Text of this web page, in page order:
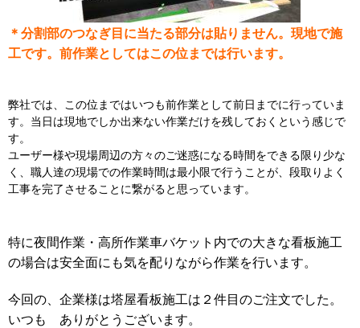
＊分割部のつなぎ目に当たる部分は貼りません。現地で施
工です。前作業としてはこの位までは行います。
弊社では、この位まではいつも前作業として前日までに行っていま
す。当日は現地でしか出来ない作業だけを残しておくという感じで
す。
ユーザー様や現場周辺の方々のご迷惑になる時間をできる限り少な
く、職人達の現場での作業時間は最小限で行うことが、段取りよく
工事を完了させることに繋がると思っています。
特に夜間作業・高所作業車バケット内での大きな看板施工
の場合は安全面にも気を配りながら作業を行います。
今回の、企業様は塔屋看板施工は２件目のご注文でした。
いつも ありがとうございます。